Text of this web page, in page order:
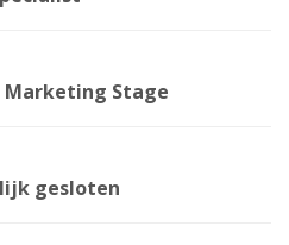
Marketing Stage
gesloten